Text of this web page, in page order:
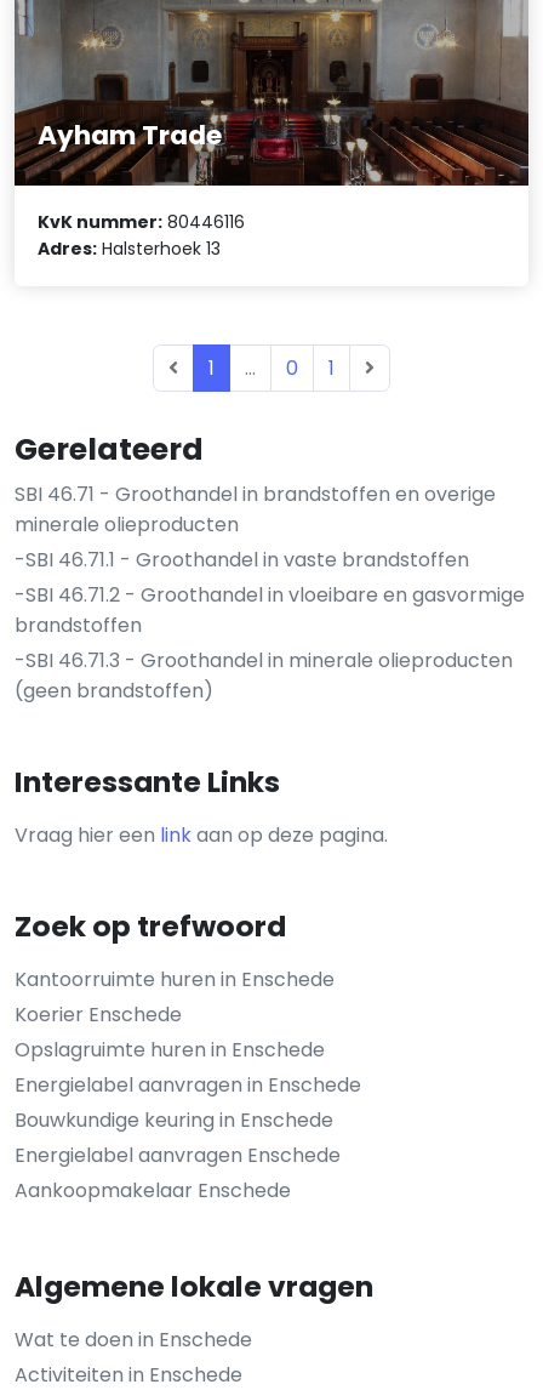
Gerelateerd
SBI 46.71 - Groothandel in brandstoffen en overige
minerale olieproducten
-SBI 46.71.1 - Groothandel in vaste brandstoffen
-SBI 46.71.2 - Groothandel in vloeibare en gasvormige
brandstoffen
-SBI 46.71.3 - Groothandel in minerale olieproducten
(geen brandstoffen)
Interessante Links
Vraag hier een linkaan op deze pagina.
Zoek op trefwoord
Kantoorruimte huren in Enschede
Koerier Enschede
Opslagruimte huren in Enschede
Energielabel aanvragen in Enschede
Bouwkundige keuring in Enschede
Energielabel aanvragen Enschede
Aankoopmakelaar Enschede
Algemene lokale vragen
Wat te doen in Enschede
Activiteiten in Enschede
Ayham Trade
KvK nummer: 80446116
Adres: Halsterhoek 13
1 ... 0 1